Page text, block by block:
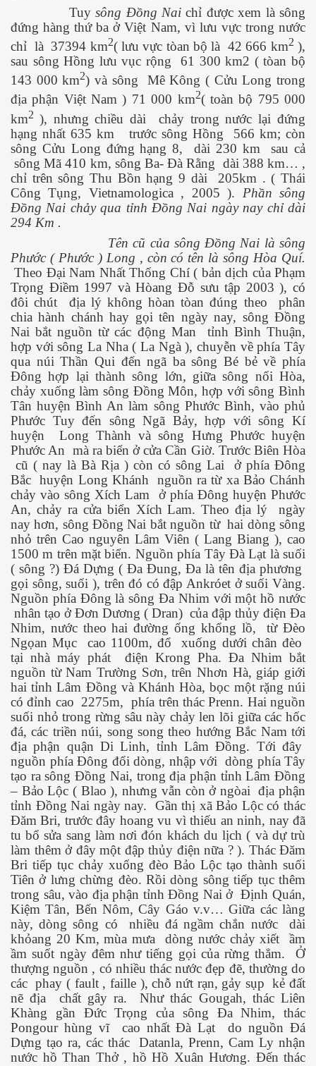
Tuysông Đồng Nai chỉ được xem là sông
đứng hàng thứ ba ở Việt Nam, vì lưu vực trong nước
chỉ là 37394 km2( lưu vực tòan bộ là 42 666 km2),
sau sông Hồng lưu vục rộng
61 300 km2 ( tòan bộ
143 000 km2) và sông
Mê Kông ( Cửu Long trong
địa phận Việt Nam ) 71 000 km2( toàn bộ 795 000
km2 ), nhưng chiều dài
chảy trong nước lại đứng
hạng nhất 635 km
trước sông Hồng
566 km; còn
sông Cửu Long đứng hạng 8,
dài 230 km
sau cả
sông Mã 410 km, sông Ba- Đà Rằng dài 388 km… ,
chỉ trên sông Thu Bồn hạng 9 dài
205km . ( Thái
Công Tụng, Vietnamologica , 2005 ). Phần sông
Đồng Nai chảy qua tỉnh Đồng Nai ngày nay chỉ dài
294 Km .
Tên cũ của sông Đồng Nai là sông
Phước ( Phước ) Long , còn có tên là sông Hòa Quí.
Theo Đại Nam Nhất Thống Chí ( bản dịch của Phạm
Trọng Điềm 1997 và Hòang Đỗ sưu tập 2003 ), có
đôi chút
địa lý không hòan tòan đúng theo
phân
chia hành chánh hay gọi tên ngày nay, sông Đồng
Nai bắt nguồn từ các động Man
tỉnh Bình Thuận,
hợp với sông La Nha ( La Ngà ), chuyễn về phía Tây
qua núi Thần Qui đến ngã ba sông Bé bẻ về phía
Đông hợp lại thành sông lớn, giữa sông nổi Hòa,
chảy xuống làm sông Đồng Môn, hợp với sông Bình
Tân huyện Bình An làm sông Phước Bình, vào phủ
Phước Tuy đến sông Ngã Bảy, hợp với sông Kí
huyện
Long Thành và sông Hưng Phước huyện
Phước An mà ra biển ở cửa Cần Giờ. Trước Biên Hòa
cũ ( nay là Bà Rịa ) còn có sông Lai
ở phía Đông
Bắc huyện Long Khánh
nguồn ra từ xa Bảo Chánh
chảy vào sông Xích Lam
ở phía Đông huyện Phước
An, chảy ra cửa biển Xích Lam. Theo địa lý
ngày
nay hơn, sông Đồng Nai bắt nguồn từ hai dòng sông
nhỏ trên Cao nguyên Lâm Viên ( Lang Biang ), cao
1500 m trên mặt biển. Nguồn phía Tây Đà Lạt là suối
( sông ?) Đá Dựng ( Đa Đung, Đa là tên địa phương
gọi sông, suối ), trên đó có đập Ankróet ở suối Vàng.
Nguồn phía Đông là sông Đa Nhim với một hồ nước
nhân tạo ở Đơn Dương ( Dran) của đập thủy điện Đa
Nhim, nước theo hai đường ống khổng lồ,
từ Đèo
Ngọan Mục
cao 1100m, đổ
xuống dưới chân đèo
tại nhà máy phát
điện Krong Pha. Đa Nhim bắt
nguồn từ Nam Trường Sơn, trên Nhơn Hà, giáp giới
hai tỉnh Lâm Đồng và Khánh Hòa, bọc một rặng núi
có đỉnh cao 2275m, phía trên thác Prenn. Hai nguồn
suối nhỏ trong rừng sâu này chảy len lõi giữa các hốc
đá, các triền núi, song song theo hướng Bắc Nam tới
địa phận quận Di Linh, tỉnh Lâm Đồng. Tới đây
nguồn phía Đông đổi dòng, nhập với dòng phía Tây
tạo ra sông Đồng Nai, trong địa phận tỉnh Lâm Đồng
– Bảo Lộc ( Blao ), nhưng vẫn còn ở ngòai địa phận
tỉnh Đồng Nai ngày nay.
Gần thị xã Bảo Lộc có thác
Đăm Bri, trước đây hoang vu vì thiếu an ninh, nay đã
tu bổ sửa sang làm nơi đón khách du lịch ( và dự trù
làm thêm ở đây một đập thủy điện nữa ? ). Thác Đăm
Bri tiếp tục chảy xuống đèo Bảo Lộc tạo thành suối
Tiên ở lưng chừng đèo. Rồi dòng sông tiếp tục thêm
trong sâu, vào địa phận tỉnh Đồng Nai ở Định Quán,
Kiệm Tân, Bến Nôm, Cây Gáo v.v… Giữa các làng
này, dòng sông có
nhiều đá ngầm chắn nước
dài
khỏang 20 Km, mùa mưa
dòng nước chảy xiết
ầm
ầm suốt ngày đêm như tiếng gọi của rừng thẳm.
Ở
thượng nguồn , có nhiều thác nước đẹp đẽ, thường do
các phay ( fault , faille ), chỗ nứt rạn, gảy sụp kẻ đất
nẽ địa
chất gây ra.
Như thác Gougah, thác Liên
Khàng gần Đức Trọng của sông Đa Nhim, thác
Pongour hùng vĩ
cao nhất Đà Lạt
do nguồn Đá
Dựng tạo ra, các thác
Datanla, Prenn, Cam Ly nhận
nước hồ Than Thở , hồ Hồ Xuân Hương. Đến thác
được không?
- Biên Hòa
hiểm
lửa
dâng cao
trọng
thế giới
giới